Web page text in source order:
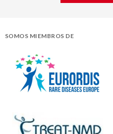
SOMOS MIEMBROS DE